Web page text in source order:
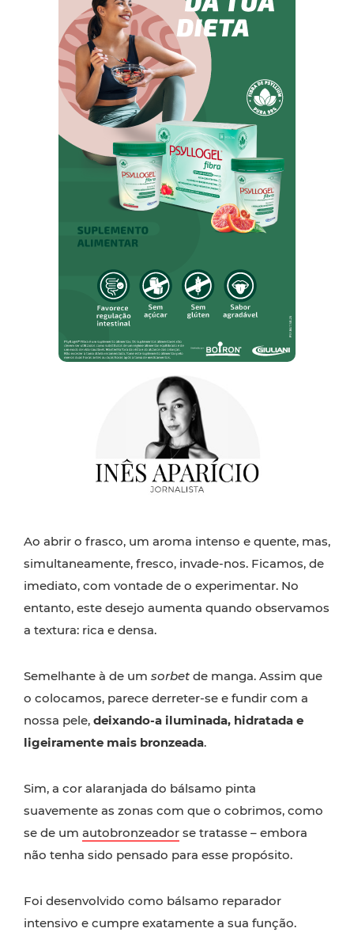
Ao abrir o frasco, um aroma intenso e quente, mas,
simultaneamente, fresco, invade-nos. Ficamos, de
imediato, com vontade de o experimentar. No
entanto, este desejo aumenta quando observamos
a textura: rica e densa.
Semelhante à de um sorbet de manga. Assim que
o colocamos, parece derreter-se e fundir com a
nossa pele, deixando-a iluminada, hidratada e
ligeiramente mais bronzeada.
Sim, a cor alaranjada do bálsamo pinta
suavemente as zonas com que o cobrimos, como
se de um autobronzeador se tratasse – embora
não tenha sido pensado para esse propósito.
Foi desenvolvido como bálsamo reparador
intensivo e cumpre exatamente a sua função.